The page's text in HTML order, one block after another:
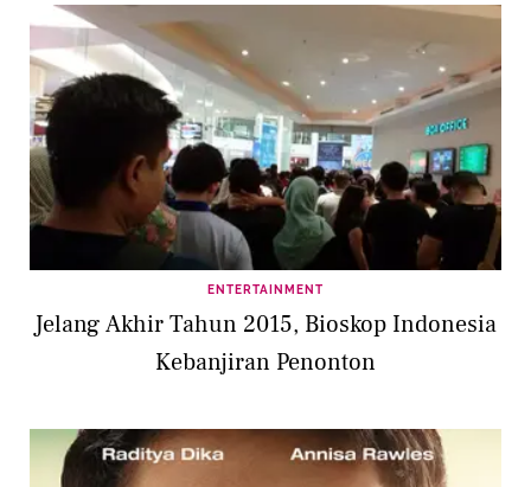
ENTERTAINMENT
Jelang Akhir Tahun 2015, Bioskop Indonesia
Kebanjiran Penonton